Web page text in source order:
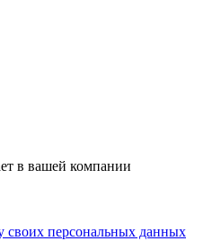
в вашей компании
своих персональных данных